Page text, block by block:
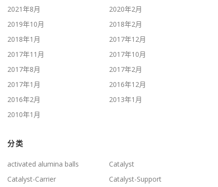
2021年8月
2020年2月
2019年10月
2018年2月
2018年1月
2017年12月
2017年11月
2017年10月
2017年8月
2017年2月
2017年1月
2016年12月
2016年2月
2013年1月
2010年1月
分类
activated alumina balls
Catalyst
Catalyst-Carrier
Catalyst-Support